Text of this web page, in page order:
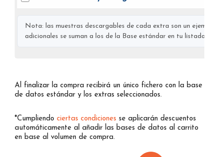
Nota: las muestras descargables de cada extra son un
adicionales se suman a los de la Base estándar en tu listado
Al finalizar la compra recibirá un único fichero con la base
de datos estándar y los extras seleccionados.
*Cumpliendo ciertas condiciones se aplicarán descuentos
automáticamente al añadir las bases de datos al carrito
en base al volumen de compra.